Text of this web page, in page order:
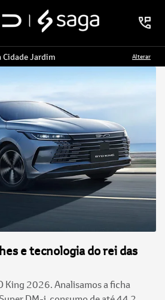
Cidade Jardim Alterar
e tecnologia do rei das
King 2026. Analisamos a ficha